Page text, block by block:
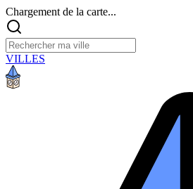
Chargement de la carte...
VILLES